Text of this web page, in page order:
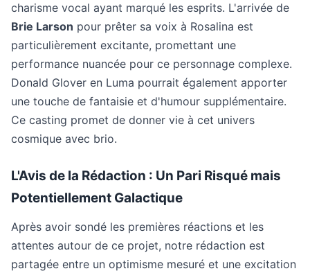
charisme vocal ayant marqué les esprits. L'arrivée de
Brie Larson pour prêter sa voix à Rosalina est
particulièrement excitante, promettant une
performance nuancée pour ce personnage complexe.
Donald Glover en Luma pourrait également apporter
une touche de fantaisie et d'humour supplémentaire.
Ce casting promet de donner vie à cet univers
cosmique avec brio.
L'Avis de la Rédaction : Un Pari Risqué mais
Potentiellement Galactique
Après avoir sondé les premières réactions et les
attentes autour de ce projet, notre rédaction est
partagée entre un optimisme mesuré et une excitation